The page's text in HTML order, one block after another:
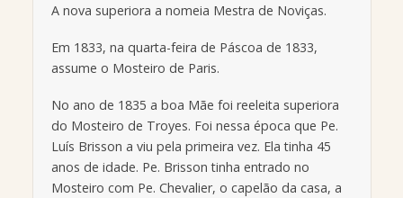
A nova superiora a nomeia Mestra de Noviças.
Em 1833, na quarta-feira de Páscoa de 1833,
assume o Mosteiro de Paris.
No ano de 1835 a boa Mãe foi reeleita superiora
do Mosteiro de Troyes. Foi nessa época que Pe.
Luís Brisson a viu pela primeira vez. Ela tinha 45
anos de idade. Pe. Brisson tinha entrado no
Mosteiro com Pe. Chevalier, o capelão da casa, a